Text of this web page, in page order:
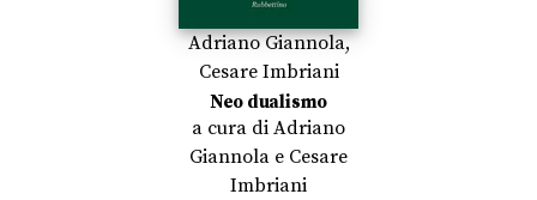
Adriano Giannola,
Cesare Imbriani
Neo dualismo
a cura di Adriano
Giannola e Cesare
Imbriani